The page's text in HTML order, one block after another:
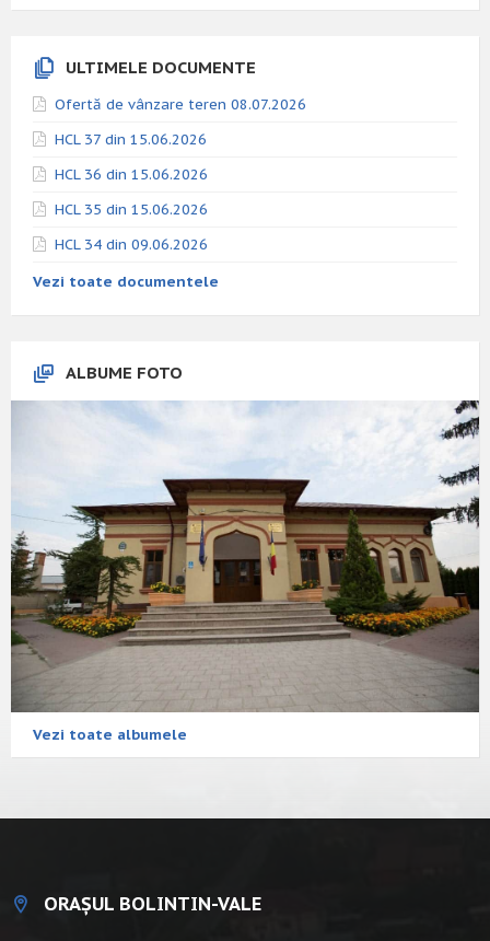
ULTIMELE DOCUMENTE
Ofertă de vânzare teren 08.07.2026
HCL 37 din 15.06.2026
HCL 36 din 15.06.2026
HCL 35 din 15.06.2026
HCL 34 din 09.06.2026
Vezi toate documentele
ALBUME FOTO
Vezi toate albumele
ORAȘUL BOLINTIN-VALE